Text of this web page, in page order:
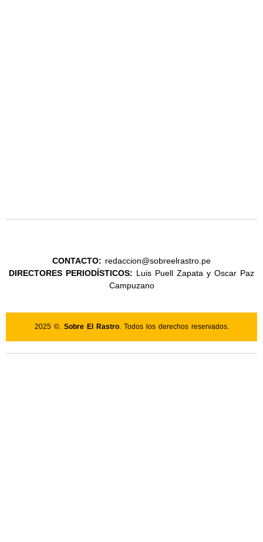
CONTACTO: redaccion@sobreelrastro.pe
DIRECTORES PERIODÍSTICOS: Luis Puell Zapata y Oscar Paz
Campuzano
2025 ©. Sobre El Rastro. Todos los derechos reservados.